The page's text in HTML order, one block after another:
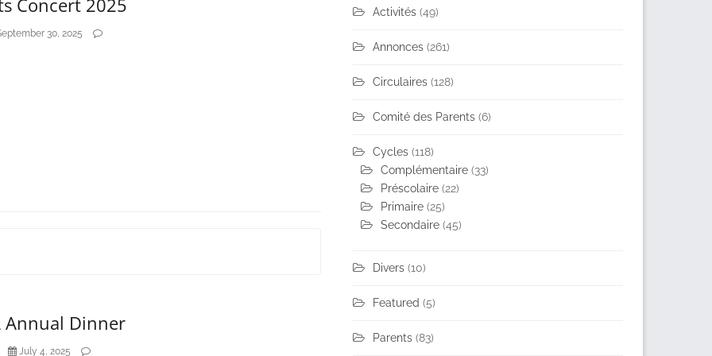
Concert 2025
30, 2025
Annual Dinner
July 4, 2025
Activités (49)
Annonces (261)
Circulaires (128)
Comité des Parents (6)
Cycles (118)
Complémentaire (33)
Préscolaire (22)
Primaire (25)
Secondaire (45)
Divers (10)
Featured (5)
Parents (83)